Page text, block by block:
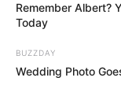
Remember Albert?
Today
BUZZDAY
Wedding Photo